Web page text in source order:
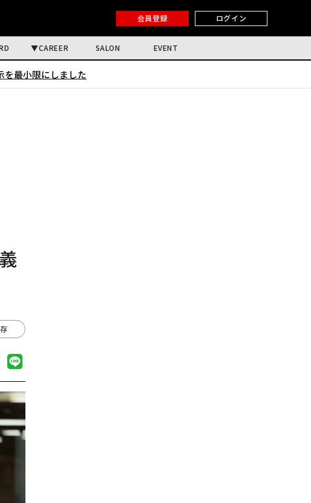
会員登録 ログイン
CAREER SALON EVENT
を最小限にしました